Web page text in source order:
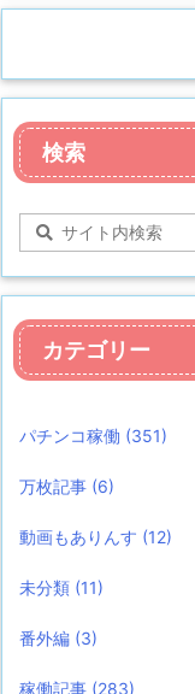
検索
カテゴリー
パチンコ稼働 (351)
万枚記事 (6)
動画もありんす (12)
未分類 (11)
番外編 (3)
稼働記事 (283)